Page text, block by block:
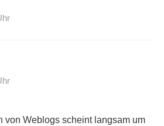
von Weblogs scheint langsam um